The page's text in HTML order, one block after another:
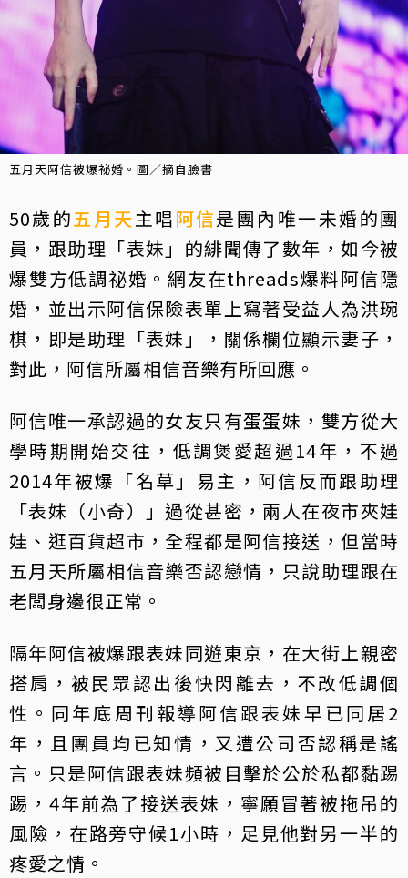
五月天阿信被爆祕婚。圖／摘自臉書
50歲的五月天主唱阿信是團內唯一未婚的團
員，跟助理「表妹」的緋聞傳了數年，如今被
爆雙方低調祕婚。網友在threads爆料阿信隱
婚，並出示阿信保險表單上寫著受益人為洪琬
棋，即是助理「表妹」，關係欄位顯示妻子，
對此，阿信所屬相信音樂有所回應。
阿信唯一承認過的女友只有蛋蛋妹，雙方從大
學時期開始交往，低調煲愛超過14年，不過
2014年被爆「名草」易主，阿信反而跟助理
「表妹（小奇）」過從甚密，兩人在夜市夾娃
娃、逛百貨超市，全程都是阿信接送，但當時
五月天所屬相信音樂否認戀情，只說助理跟在
老闆身邊很正常。
隔年阿信被爆跟表妹同遊東京，在大街上親密
搭肩，被民眾認出後快閃離去，不改低調個
性。同年底周刊報導阿信跟表妹早已同居2
年，且團員均已知情，又遭公司否認稱是謠
言。只是阿信跟表妹頻被目擊於公於私都黏踢
踢，4年前為了接送表妹，寧願冒著被拖吊的
風險，在路旁守候1小時，足見他對另一半的
疼愛之情。